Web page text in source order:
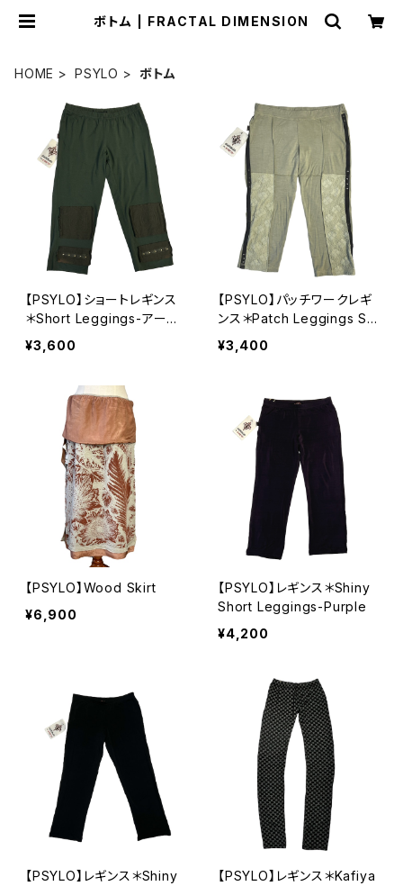
ボトム | FRACTAL DIMENSION
HOME PSYLO ボトム
【PSYLO】ショートレギンス
＊Short Leggings-アーミ
ー
¥3,600
【PSYLO】パッチワークレギ
ンス＊Patch Leggings Sh
ort-ボーン
¥3,400
【PSYLO】Wood Skirt
¥6,900
【PSYLO】レギンス＊Shiny
Short Leggings-Purple
¥4,200
【PSYLO】レギンス＊Shiny
【PSYLO】レギンス＊Kafiya